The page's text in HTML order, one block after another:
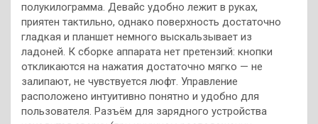
полукилограмма. Девайс удобно лежит в руках,
приятен тактильно, однако поверхность достаточно
гладкая и планшет немного выскальзывает из
ладоней. К сборке аппарата нет претензий: кнопки
откликаются на нажатия достаточно мягко — не
залипают, не чувствуется люфт. Управление
расположено интуитивно понятно и удобно для
пользователя. Разъём для зарядного устройства